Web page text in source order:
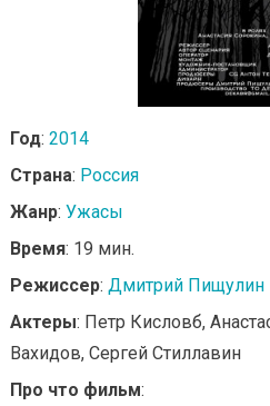
Год: 2014
Страна: Россия
Жанр: Ужасы
Время: 19 мин.
Режиссер: Дмитрий Пищулин
Актеры: Петр Кисловб,
Вахидов, Сергей Стиллавин
Про что фильм: